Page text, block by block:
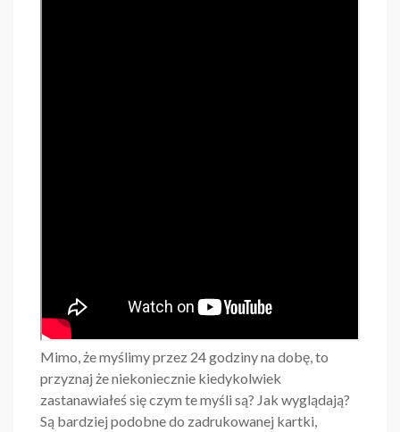
Mimo, że myślimy przez 24 godziny na dobę, to
przyznaj że niekoniecznie kiedykolwiek
zastanawiałeś się czym te myśli są? Jak wyglądają?
Są bardziej podobne do zadrukowanej kartki,